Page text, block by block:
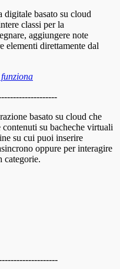
basato su cloud
classi per la
aggiungere note
elementi direttamente dal
basato su cloud che
su bacheche virtuali
su cui puoi inserire
oppure per interagire
categorie.